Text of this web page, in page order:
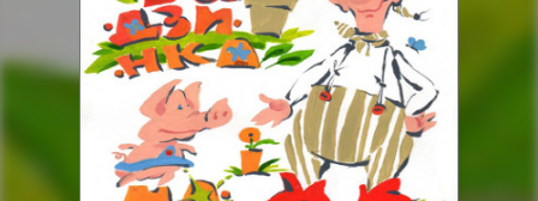
ПУБЛІКАЦІЇ
ДОВІДКА